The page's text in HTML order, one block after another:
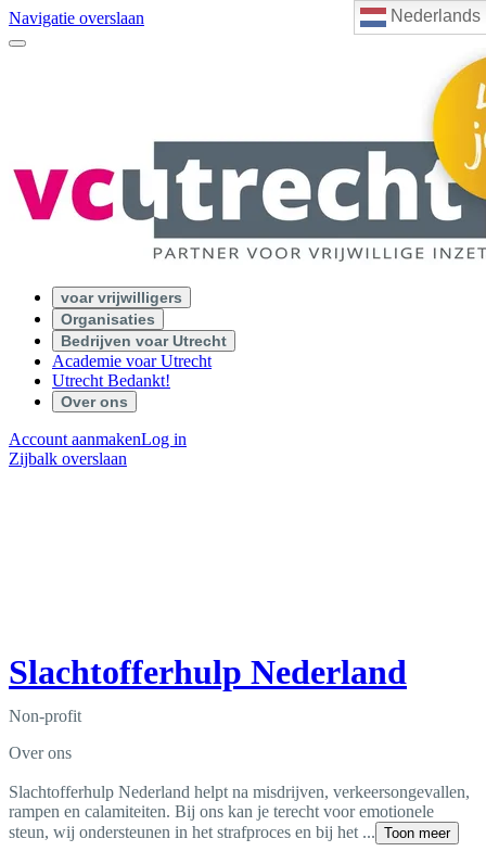
Nederlands
Navigatie overslaan
voar vrijwilligers
Organisaties
Bedrijven voar Utrecht
Academie voar Utrecht
Utrecht Bedankt!
Over ons
Account aanmakenLog in
Zijbalk overslaan
Slachtofferhulp Nederland
Non-profit
Over ons
Slachtofferhulp Nederland helpt na misdrijven, verkeersongevallen,
rampen en calamiteiten. Bij ons kan je terecht voor emotionele
steun, wij ondersteunen in het strafproces en bij het ... Toon meer